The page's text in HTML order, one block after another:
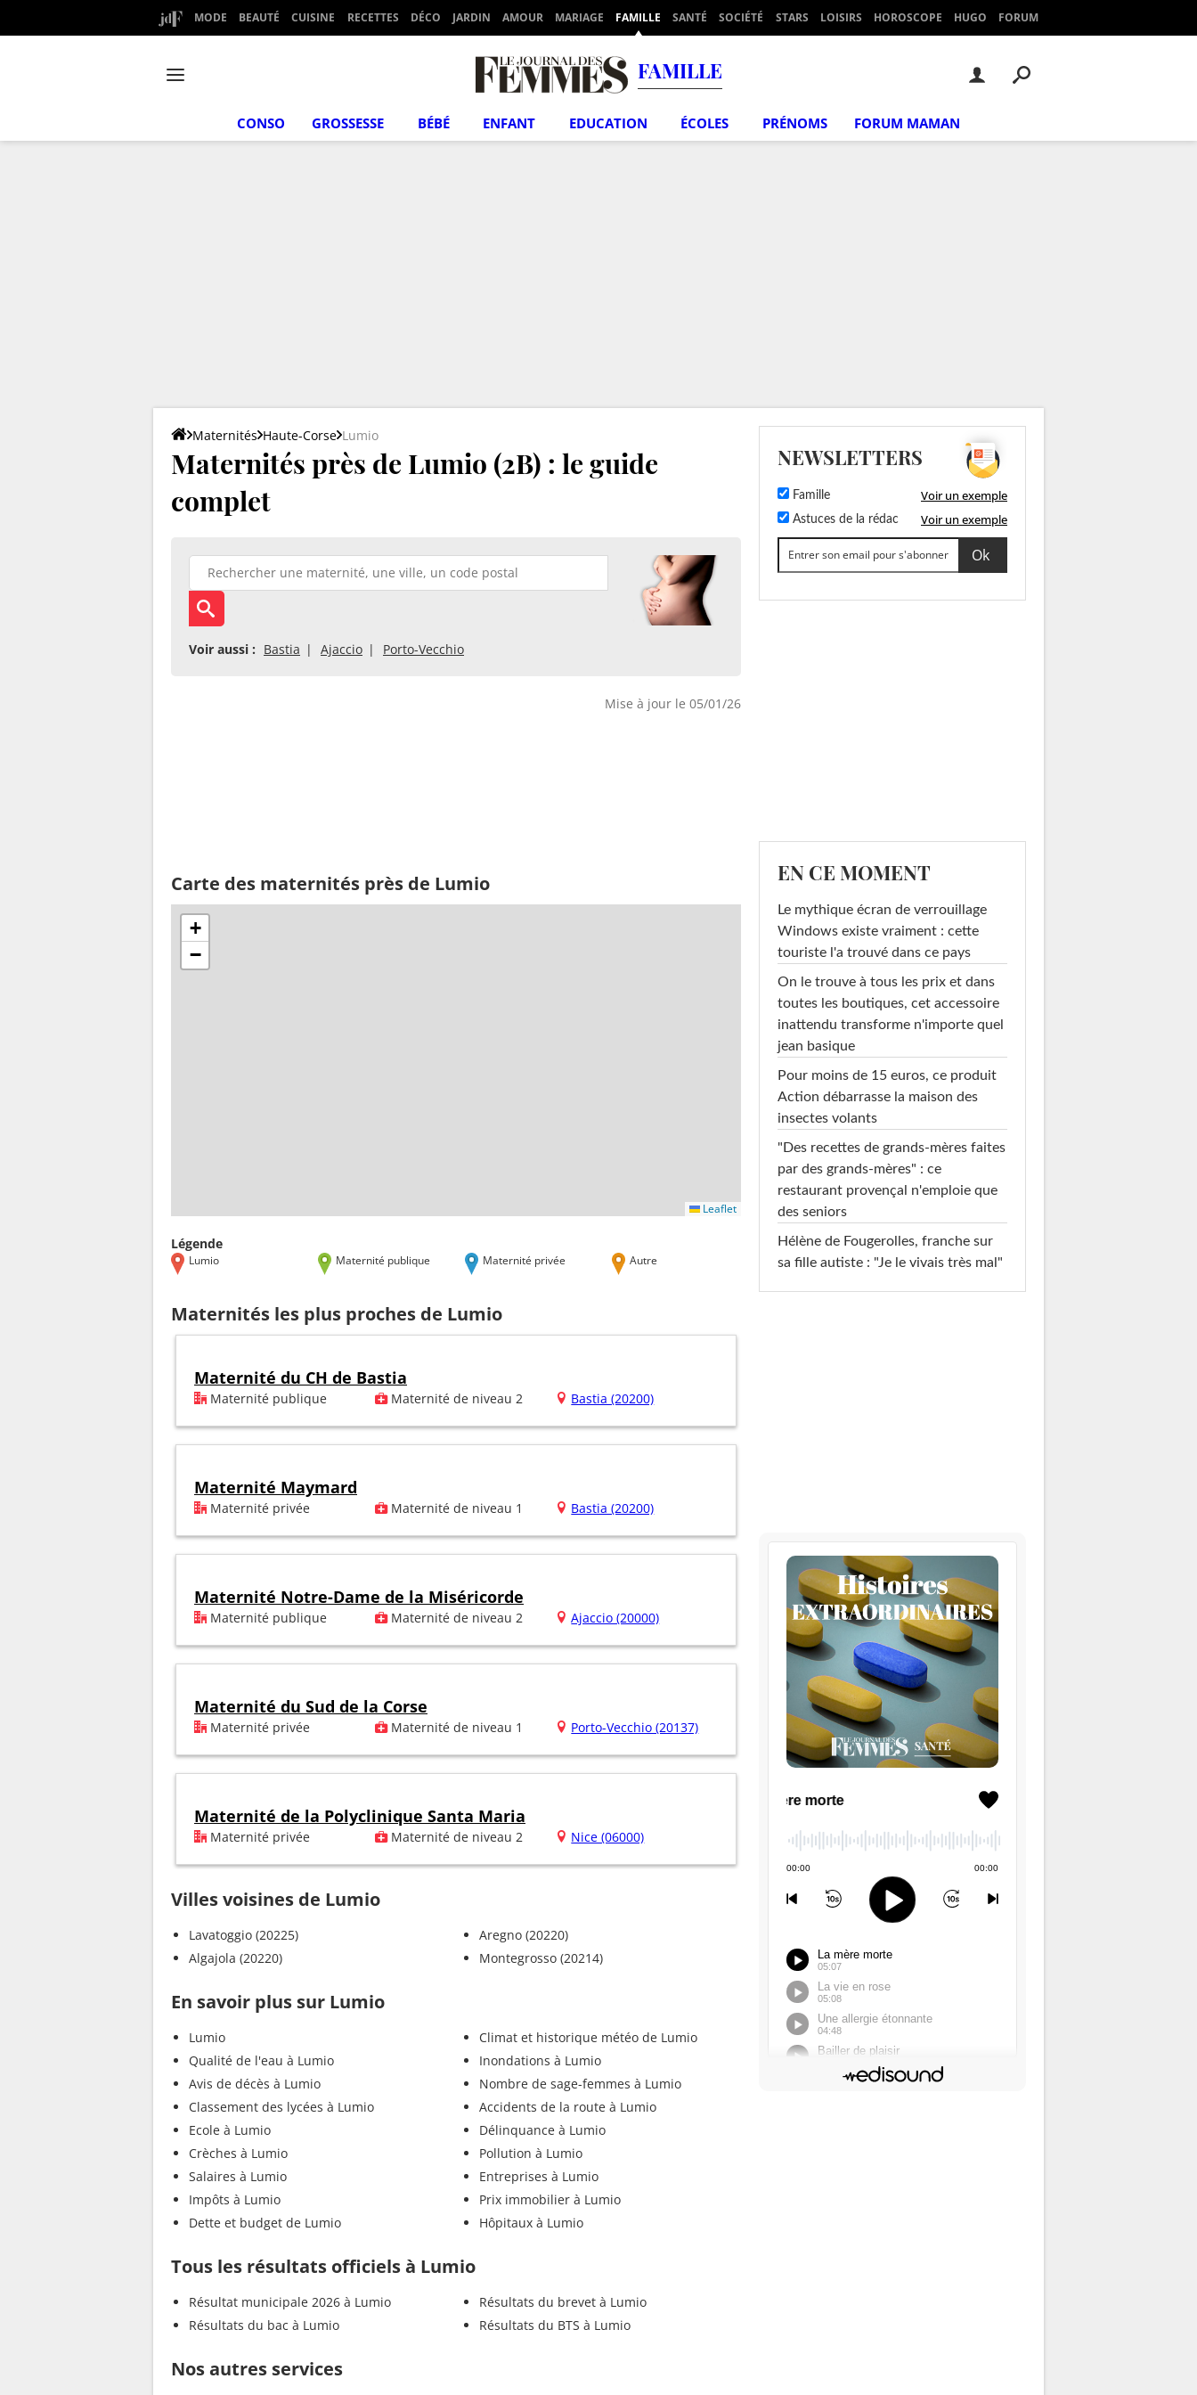
MODE BEAUTÉ CUISINE RECETTES DÉCO JARDIN AMOUR MARIAGE FAMILLE SANTÉ SOCIÉTÉ STARS LOISIRS HOROSCOPE HUGO FORUM
FAMILLE
CONSO GROSSESSE BÉBÉ ENFANT EDUCATION ÉCOLES PRÉNOMS FORUM MAMAN
Maternités Haute-Corse Lumio
Maternités près de Lumio (2B) : le guide
complet
Voir aussi : Bastia Ajaccio Porto-Vecchio
Mise à jour le 05/01/26
Carte des maternités près de Lumio
+
−
Leaflet
Légende
Lumio Maternité publique Maternité privée Autre
Maternités les plus proches de Lumio
Maternité du CH de Bastia
Maternité publique Maternité de niveau 2 Bastia (20200)
Maternité Maymard
Maternité privée Maternité de niveau 1 Bastia (20200)
Maternité Notre-Dame de la Miséricorde
Maternité publique Maternité de niveau 2 Ajaccio (20000)
Maternité du Sud de la Corse
Maternité privée Maternité de niveau 1 Porto-Vecchio (20137)
Maternité de la Polyclinique Santa Maria
Maternité privée Maternité de niveau 2 Nice (06000)
Villes voisines de Lumio
Lavatoggio (20225)
Algajola (20220)
Aregno (20220)
Montegrosso (20214)
En savoir plus sur Lumio
Lumio
Qualité de l'eau à Lumio
Avis de décès à Lumio
Classement des lycées à Lumio
Ecole à Lumio
Crèches à Lumio
Salaires à Lumio
Impôts à Lumio
Dette et budget de Lumio
Climat et historique météo de Lumio
Inondations à Lumio
Nombre de sage-femmes à Lumio
Accidents de la route à Lumio
Délinquance à Lumio
Pollution à Lumio
Entreprises à Lumio
Prix immobilier à Lumio
Hôpitaux à Lumio
Tous les résultats officiels à Lumio
Résultat municipale 2026 à Lumio
Résultats du bac à Lumio
Résultats du brevet à Lumio
Résultats du BTS à Lumio
Nos autres services
NEWSLETTERS
Famille Voir un exemple
Astuces de la rédac Voir un exemple
EN CE MOMENT
Le mythique écran de verrouillage
Windows existe vraiment : cette
touriste l'a trouvé dans ce pays
On le trouve à tous les prix et dans
toutes les boutiques, cet accessoire
inattendu transforme n'importe quel
jean basique
Pour moins de 15 euros, ce produit
Action débarrasse la maison des
insectes volants
"Des recettes de grands-mères faites
par des grands-mères" : ce
restaurant provençal n'emploie que
des seniors
Hélène de Fougerolles, franche sur
sa fille autiste : "Je le vivais très mal"